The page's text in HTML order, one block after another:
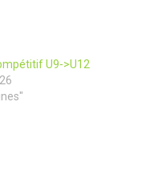
U9->U12